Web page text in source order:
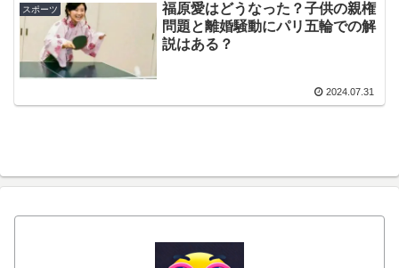
スポーツ
福原愛はどうなった？子供の親権
問題と離婚騒動にパリ五輪での解
説はある？
2024.07.31